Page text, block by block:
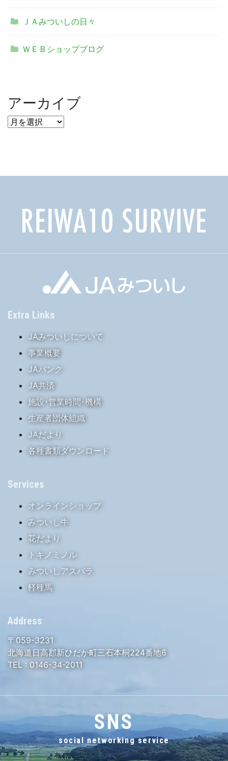
ＪＡみついしの日々
ＷＥＢショップブログ
アーカイブ
ア
Extra Links
JAみついしについて
事業概要
JAバンク
JA共済
施設･営業時間･機構
生産者団体組織
JAだより
各種書類ダウンロード
Services
オンラインショップ
みついし牛
花だより
トキノミノル
みついしアスパラ
軽種馬
Address
〒059-3231
北海道日高郡新ひだか町三石本桐224番地6
TEL : 0146-34-2011
SNS
social networking service